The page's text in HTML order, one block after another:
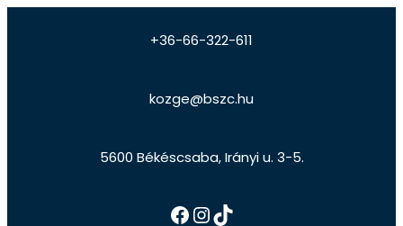
+36-66-322-611
kozge@bszc.hu
5600 Békéscsaba, Irányi u. 3-5.